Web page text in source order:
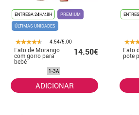
ENTREGA 24H/48H
PREMIUM
ÚLTIMAS UNIDADES
4.54/5.00
Fato de Morango
com gorro para
bebé
14.50€
1-3A
ADICIONAR
Fato
pote